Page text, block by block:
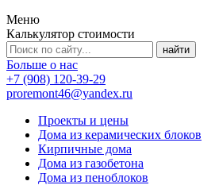
Меню
Калькулятор стоимости
Больше о нас
+7 (908) 120-39-29
proremont46@yandex.ru
Проекты и цены
Дома из керамических блоков
Кирпичные дома
Дома из газобетона
Дома из пеноблоков